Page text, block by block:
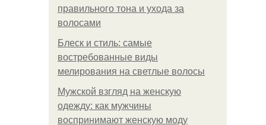
правильного тона и ухода за
волосами
Блеск и стиль: самые
востребованные виды
мелирования на светлые волосы
Мужской взгляд на женскую
одежду: как мужчины
воспринимают женскую моду